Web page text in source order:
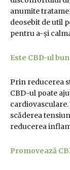
anumite
deosebit de util
pentru a-și
Este CBD-ul
Prin reducerea
CBD-ul poate
scăderea
reducerea
Promovează